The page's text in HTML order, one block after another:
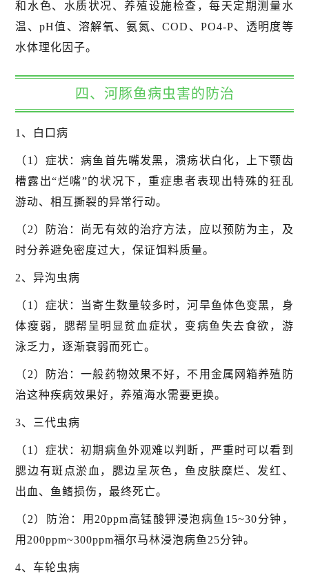
和水色、水质状况、养殖设施检查，每天定期测量水
温、pH值、溶解氧、氨氮、COD、PO4-P、透明度等
水体理化因子。
四、河豚鱼病虫害的防治
1、白口病
（1）症状：病鱼首先嘴发黑，溃疡状白化，上下颚齿
槽露出“烂嘴”的状况下，重症患者表现出特殊的狂乱
游动、相互撕裂的异常行动。
（2）防治：尚无有效的治疗方法，应以预防为主，及
时分养避免密度过大，保证饵料质量。
2、异沟虫病
（1）症状：当寄生数量较多时，河旱鱼体色变黑，身
体瘦弱，腮帮呈明显贫血症状，变病鱼失去食欲，游
泳乏力，逐渐衰弱而死亡。
（2）防治：一般药物效果不好，不用金属网箱养殖防
治这种疾病效果好，养殖海水需要更换。
3、三代虫病
（1）症状：初期病鱼外观难以判断，严重时可以看到
腮边有斑点淤血，腮边呈灰色，鱼皮肤糜烂、发红、
出血、鱼鳍损伤，最终死亡。
（2）防治：用20ppm高锰酸钾浸泡病鱼15~30分钟，
用200ppm~300ppm福尔马林浸泡病鱼25分钟。
4、车轮虫病